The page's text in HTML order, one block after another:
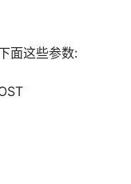
面这些参数: